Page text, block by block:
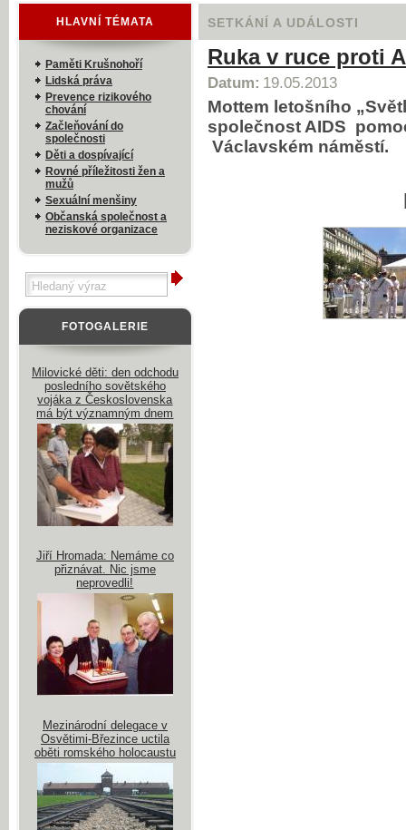
SETKÁNÍ A UDÁLOSTI
Ruka v ruce proti
Datum: 19.05.2013
Mottem letošního
společnost AIDS
Václavském náměstí.
HLAVNÍ TÉMATA
Paměti Krušnohoří
Lidská práva
Prevence rizikového
chování
Začleňování do
společnosti
Děti a dospívající
Rovné příležitosti žen a
mužů
Sexuální menšiny
Občanská společnost a
neziskové organizace
FOTOGALERIE
Milovické děti: den odchodu
posledního sovětského
vojáka z Československa
má být významným dnem
Jiří Hromada: Nemáme co
přiznávat. Nic jsme
neprovedli!
Mezinárodní delegace v
Osvětimi-Březince uctila
oběti romského holocaustu